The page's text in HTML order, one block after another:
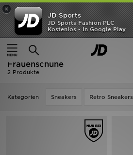
×
JD Sports
JD Sports Fashion PLC
Kostenlos - In Google Play
Startseite
Frauen Frauenschuhe
Ausverkauf | Frauen - PUMA
Frauenschuhe
2 Produkte
Kategorien Sneakers Retro Sneakers
Startseite
ANGEBOTE
Marken